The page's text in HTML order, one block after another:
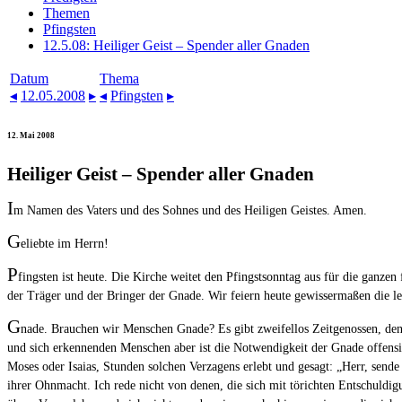
Themen
Pfingsten
12.5.08: Heiliger Geist – Spender aller Gnaden
Datum
◂ 12.05.2008 ▸
Thema
◂ Pfingsten ▸
12. Mai 2008
Heiliger Geist – Spender aller Gnaden
Im Namen des Vaters und des Sohnes und des Heiligen Geistes. Amen.
Geliebte im Herrn!
Pfingsten ist heute. Die Kirche weitet den Pfingstsonntag aus für die
der Träger und der Bringer der Gnade. Wir feiern heute gewissermaßen die
Gnade. Brauchen wir Menschen Gnade? Es gibt zweifellos Zeitgenossen,
und sich erkennenden Menschen aber ist die Notwendigkeit der Gnade
Moses oder Isaias, Stunden solchen Verzagens erlebt und gesagt: „Herr,
ihrer Ohnmacht. Ich rede nicht von denen, die sich mit törichten